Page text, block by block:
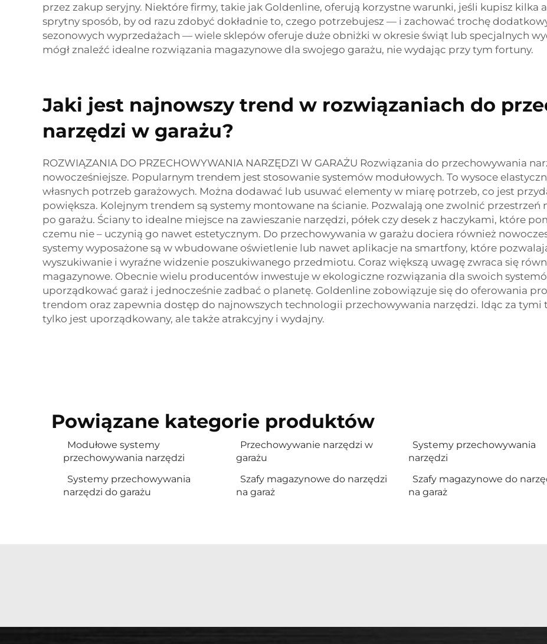
przez zakup seryjny. Niektóre firmy, takie jak Goldenline, oferują korzystne warunki, jeśli kupisz kilka
sprytny sposób, by od razu zdobyć dokładnie to, czego potrzebujesz — i zachować trochę
sezonowych wyprzedażach — wiele sklepów oferuje duże obniżki w okresie świąt lub specjalnych
mógł znaleźć idealne rozwiązania magazynowe dla swojego garażu, nie wydając przy tym fortuny.
Jaki jest najnowszy trend w rozwiązaniach do
narzędzi w garażu?
ROZWIĄZANIA DO PRZECHOWYWANIA NARZĘDZI W GARAŻU Rozwiązania do przechowywania
nowocześniejsze. Popularnym trendem jest stosowanie systemów modułowych. To wysoce
własnych potrzeb garażowych. Można dodawać lub usuwać elementy w miarę potrzeb, co jest
powiększa. Kolejnym trendem są systemy montowane na ścianie. Pozwalają one zwolnić przestrzeń
po garażu. Ściany to idealne miejsce na zawieszanie narzędzi, półek czy desek z haczykami, które
czemu nie – uczynią go nawet estetycznym. Do przechowywania w garażu dociera również
systemy wyposażone są w wbudowane oświetlenie lub nawet aplikacje na smartfony, które
wyszukiwanie i wyraźne widzenie poszukiwanego przedmiotu. Coraz większą uwagę zwraca się
magazynowe. Obecnie wielu producentów inwestuje w ekologiczne rozwiązania dla swoich
uporządkować garaż i jednocześnie zadbać o planetę. Goldenline zobowiązuje się do oferowania
trendom oraz zapewnia dostęp do najnowszych technologii przechowywania narzędzi. Idąc za
tylko jest uporządkowany, ale także atrakcyjny i wydajny.
Powiązane kategorie produktów
Modułowe systemy
przechowywania narzędzi
Przechowywanie narzędzi w
garażu
Systemy przechowywania
narzędzi
Systemy przechowywania
narzędzi do garażu
Szafy magazynowe do narzędzi
na garaż
Szafy magazynowe do
na garaż